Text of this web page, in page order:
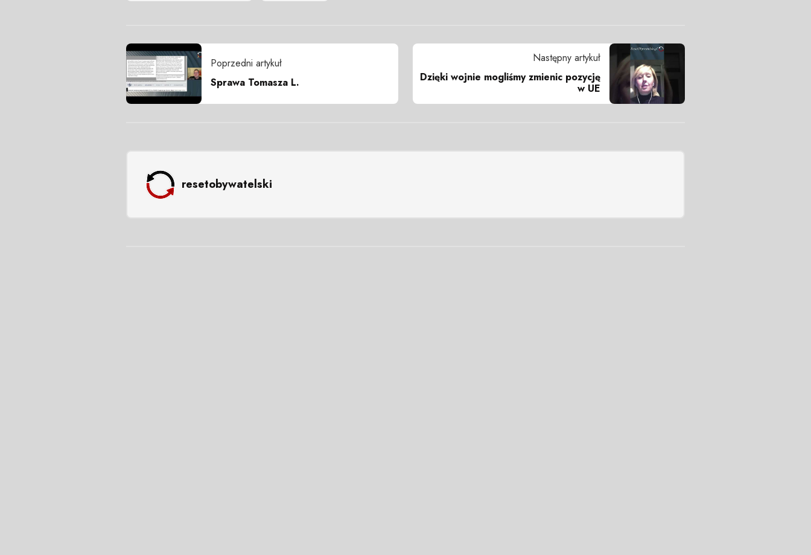
Poprzedni artykuł
Sprawa Tomasza L.
Następny artykuł
Dzięki wojnie mogliśmy zmienic pozycję
w UE
resetobywatelski